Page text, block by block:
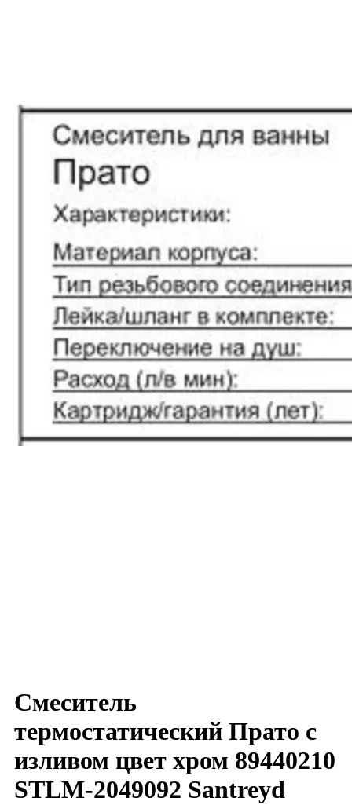
Смеситель
термостатический Прато с
изливом цвет хром 89440210
STLM-2049092 Santreyd